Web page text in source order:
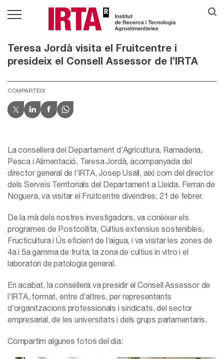
Teresa Jordà visita el Fruitcentre i
presideix el Consell Assessor de l’IRTA
COMPARTEIX
La consellera del Departament d’Agricultura, Ramaderia,
Pesca i Alimentació, Teresa Jordà, acompanyada del
director general de l’IRTA, Josep Usall, així com del director
dels Serveis Territorials del Departament a Lleida, Ferran de
Noguera, va visitar el Fruitcentre divendres, 21 de febrer.
De la mà dels nostres investigadors, va conèixer els
programes de Postcollita, Cultius extensius sostenibles,
Fructicultura i Ús eficient de l’aigua, i va visitar les zones de
4a i 5a gamma de fruita, la zona de cultius in vitro i el
laboratori de patologia general.
En acabat, la consellera va presidir el Consell Assessor de
l’IRTA, format, entre d’altres, per representants
d’organitzacions professionals i sindicats, del sector
empresarial, de les universitats i dels grups parlamentaris.
Compartim algunes fotos del dia: